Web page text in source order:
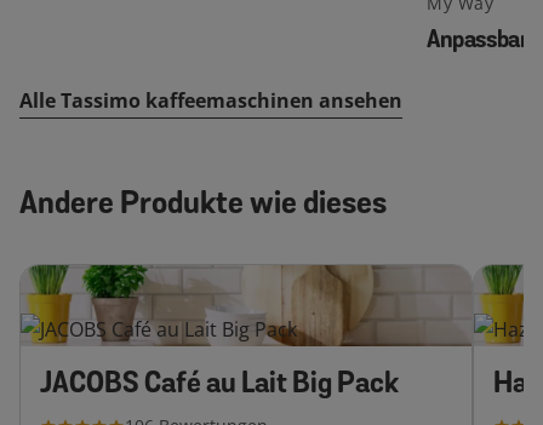
Anpassbar
Alle Tassimo kaffeemaschinen ansehen
Andere Produkte wie dieses
JACOBS Café au Lait Big Pack